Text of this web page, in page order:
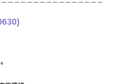
－－－－－－－－－－－－－－－